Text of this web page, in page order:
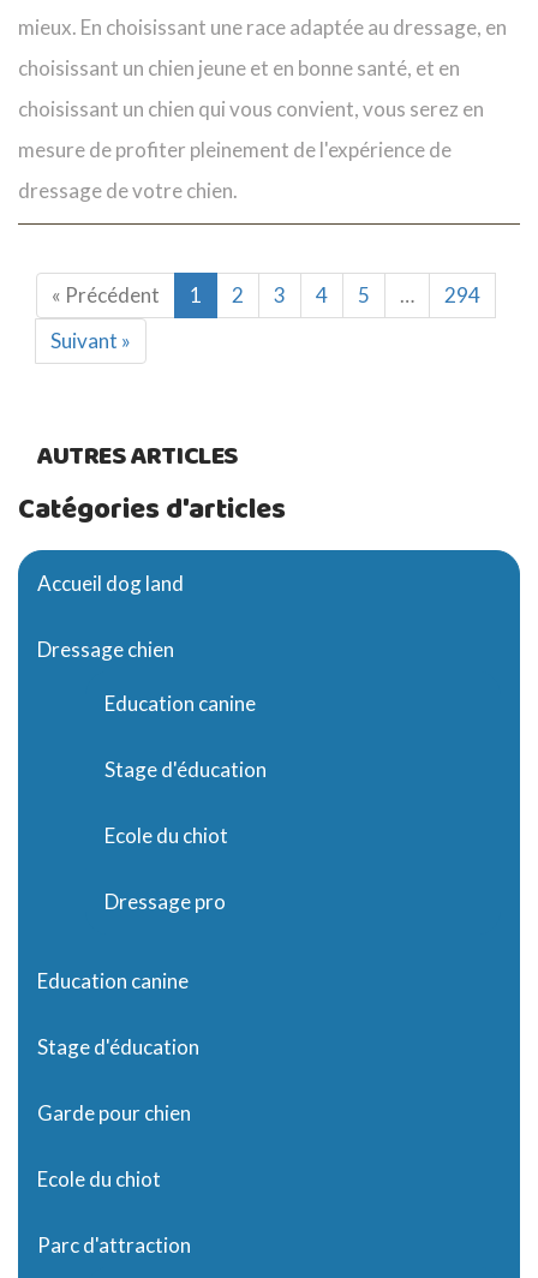
mieux. En choisissant une race adaptée au dressage, en
choisissant un chien jeune et en bonne santé, et en
choisissant un chien qui vous convient, vous serez en
mesure de profiter pleinement de l'expérience de
dressage de votre chien.
« Précédent 1 2 3 4 5 …
294
Suivant »
AUTRES ARTICLES
Catégories d'articles
Accueil dog land
Dressage chien
Education canine
Stage d'éducation
Ecole du chiot
Dressage pro
Education canine
Stage d'éducation
Garde pour chien
Ecole du chiot
Parc d'attraction